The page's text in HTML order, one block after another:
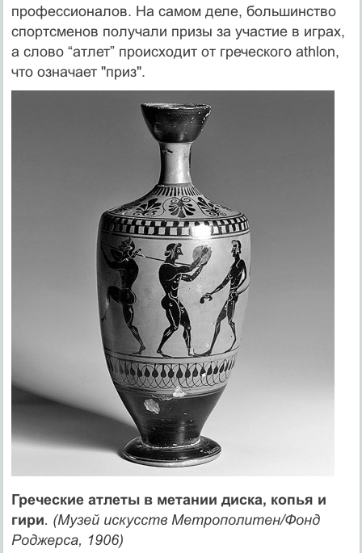
профессионалов. На самом деле, большинство
спортсменов получали призы за участие в играх,
а слово “атлет” происходит от греческого athlon,
что означает "приз".
Греческие атлеты в метании диска, копья и
гири. (Музей искусств Метрополитен/Фонд
Роджерса, 1906)